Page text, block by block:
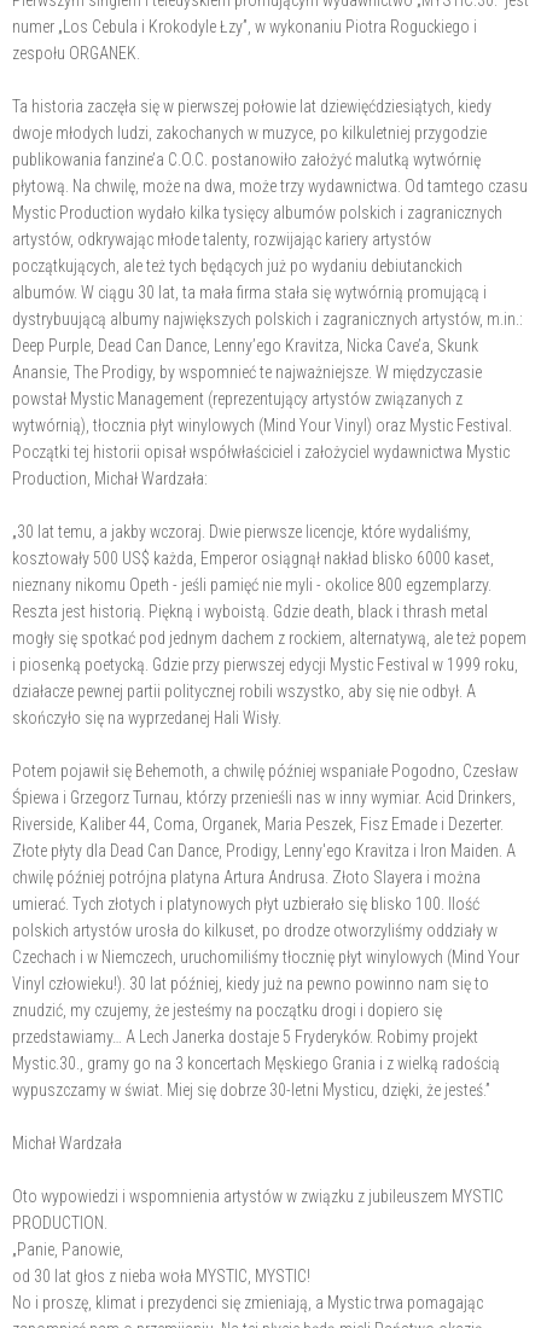
numer „Los Cebula i Krokodyle Łzy”, w wykonaniu Piotra Roguckiego i
zespołu ORGANEK.
Ta historia zaczęła się w pierwszej połowie lat dziewięćdziesiątych, kiedy
dwoje młodych ludzi, zakochanych w muzyce, po kilkuletniej przygodzie
publikowania fanzine’a C.O.C. postanowiło założyć malutką wytwórnię
płytową. Na chwilę, może na dwa, może trzy wydawnictwa. Od tamtego czasu
Mystic Production wydało kilka tysięcy albumów polskich i zagranicznych
artystów, odkrywając młode talenty, rozwijając kariery artystów
początkujących, ale też tych będących już po wydaniu debiutanckich
albumów. W ciągu 30 lat, ta mała firma stała się wytwórnią promującą i
dystrybuującą albumy największych polskich i zagranicznych artystów, m.in.:
Deep Purple, Dead Can Dance, Lenny’ego Kravitza, Nicka Cave’a, Skunk
Anansie, The Prodigy, by wspomnieć te najważniejsze. W międzyczasie
powstał Mystic Management (reprezentujący artystów związanych z
wytwórnią), tłocznia płyt winylowych (Mind Your Vinyl) oraz Mystic Festival.
Początki tej historii opisał współwłaściciel i założyciel wydawnictwa Mystic
Production, Michał Wardzała:
„30 lat temu, a jakby wczoraj. Dwie pierwsze licencje, które wydaliśmy,
kosztowały 500 US$ każda, Emperor osiągnął nakład blisko 6000 kaset,
nieznany nikomu Opeth - jeśli pamięć nie myli - okolice 800 egzemplarzy.
Reszta jest historią. Piękną i wyboistą. Gdzie death, black i thrash metal
mogły się spotkać pod jednym dachem z rockiem, alternatywą, ale też popem
i piosenką poetycką. Gdzie przy pierwszej edycji Mystic Festival w 1999 roku,
działacze pewnej partii politycznej robili wszystko, aby się nie odbył. A
skończyło się na wyprzedanej Hali Wisły.
Potem pojawił się Behemoth, a chwilę później wspaniałe Pogodno, Czesław
Śpiewa i Grzegorz Turnau, którzy przenieśli nas w inny wymiar. Acid Drinkers,
Riverside, Kaliber 44, Coma, Organek, Maria Peszek, Fisz Emade i Dezerter.
Złote płyty dla Dead Can Dance, Prodigy, Lenny'ego Kravitza i Iron Maiden. A
chwilę później potrójna platyna Artura Andrusa. Złoto Slayera i można
umierać. Tych złotych i platynowych płyt uzbierało się blisko 100. Ilość
polskich artystów urosła do kilkuset, po drodze otworzyliśmy oddziały w
Czechach i w Niemczech, uruchomiliśmy tłocznię płyt winylowych (Mind Your
Vinyl człowieku!). 30 lat później, kiedy już na pewno powinno nam się to
znudzić, my czujemy, że jesteśmy na początku drogi i dopiero się
przedstawiamy… A Lech Janerka dostaje 5 Fryderyków. Robimy projekt
Mystic.30., gramy go na 3 koncertach Męskiego Grania i z wielką radością
wypuszczamy w świat. Miej się dobrze 30-letni Mysticu, dzięki, że jesteś.”
Michał Wardzała
Oto wypowiedzi i wspomnienia artystów w związku z jubileuszem MYSTIC
PRODUCTION.
„Panie, Panowie,
od 30 lat głos z nieba woła MYSTIC, MYSTIC!
No i proszę, klimat i prezydenci się zmieniają, a Mystic trwa pomagając